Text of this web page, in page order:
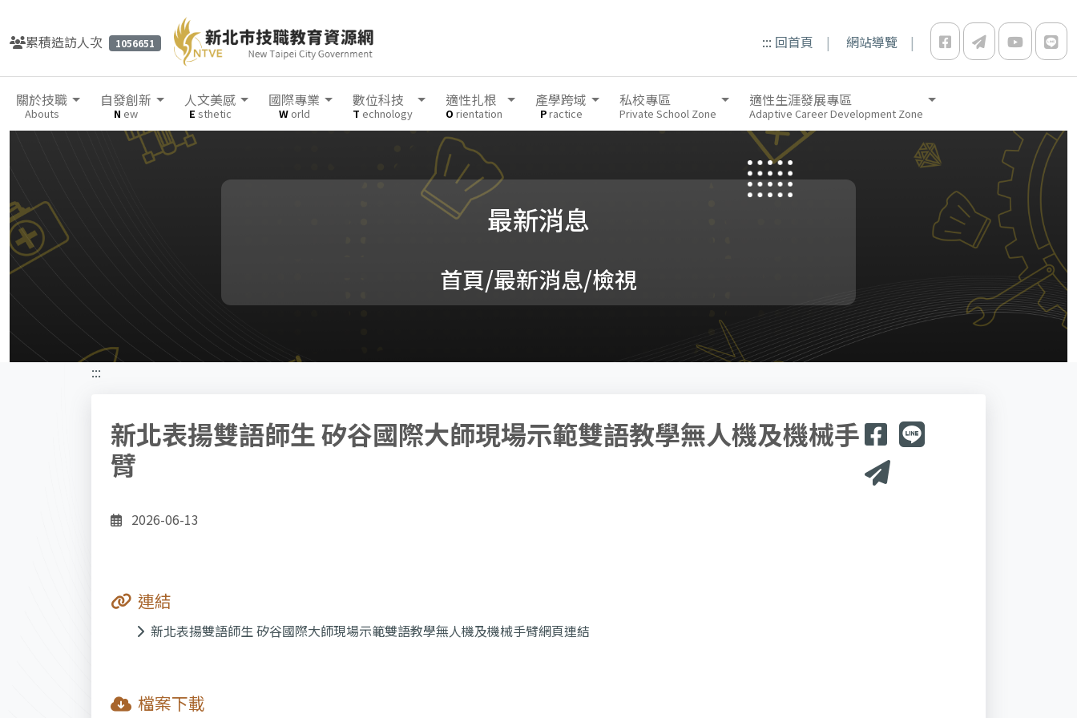
累積造訪人次 1056651 ::: 回首頁 網站導覽
關於技職
Abouts
自發創新
N ew
人文美感
E sthetic
國際專業
W orld
數位科技
T echnology
適性扎根
O rientation
產學跨域
Practice
私校專區
Private School Zone
適性生涯發展專區
Adaptive Career Development Zone
最新消息
首頁/最新消息/檢視
:::
新北表揚雙語師生 矽谷國際大師現場示範雙語教學無人機及機械手
臂
2026-06-13
連結
新北表揚雙語師生 矽谷國際大師現場示範雙語教學無人機及機械手臂網頁連結
檔案下載